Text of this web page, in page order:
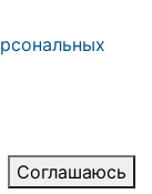
Соглашаюсь